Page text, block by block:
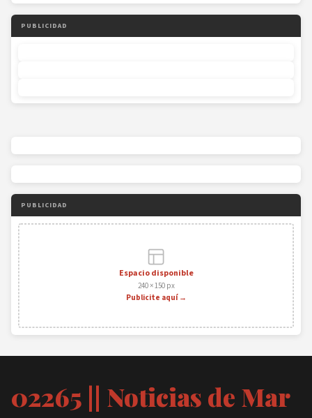
PUBLICIDAD
PUBLICIDAD
Espacio disponible
240 × 150 px
Publicite aquí →
02265 || Noticias de Mar